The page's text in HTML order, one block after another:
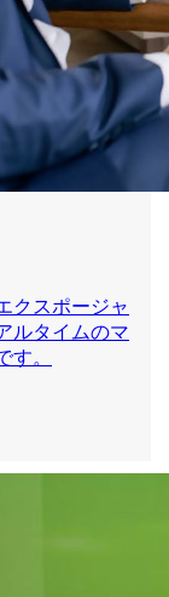
クスポージャ
ルタイムのマ
す。